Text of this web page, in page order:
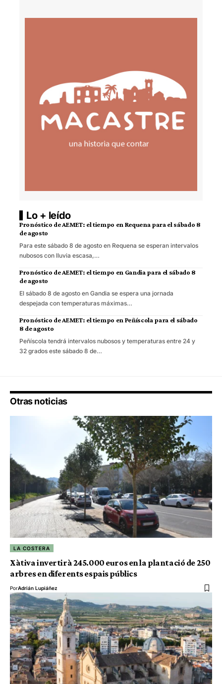
Lo + leído
Pronóstico de AEMET: el tiempo en Requena para el sábado 8
de agosto
Para este sábado 8 de agosto en Requena se esperan intervalos
nubosos con lluvia escasa,…
Pronóstico de AEMET: el tiempo en Gandia para el sábado 8
de agosto
El sábado 8 de agosto en Gandia se espera una jornada
despejada con temperaturas máximas…
Pronóstico de AEMET: el tiempo en Peñíscola para el sábado
8 de agosto
Peñíscola tendrá intervalos nubosos y temperaturas entre 24 y
32 grados este sábado 8 de…
Otras noticias
LA COSTERA
Xàtiva invertirà 245.000 euros en la plantació de 250
arbres en diferents espais públics
PorAdrián Lupiáñez